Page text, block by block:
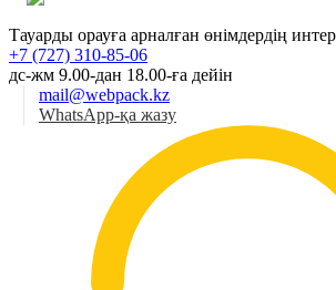
Тауарды орауға арналған өнімдердің
+7 (727) 310-85-06
дс-жм 9.00-дан 18.00-ға дейін
mail@webpack.kz
WhatsApp-қа жазу